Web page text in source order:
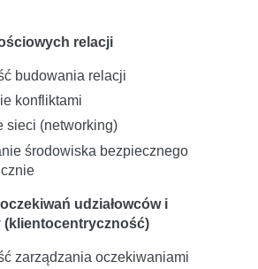
relacji
budowania relacji
konfliktami
sieci (networking)
środowiska bezpiecznego
udziałowców i
(klientocentryczność)
zarządzania oczekiwaniami